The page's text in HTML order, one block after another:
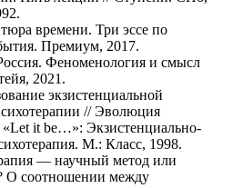
времени. Три эссе по
Премиум, 2017.
Феноменология и смысл
2021.
экзистенциальной
// Эволюция
«Let it be…»: Экзистенциально-
М.: Класс, 1998.
— научный метод или
О соотношении между